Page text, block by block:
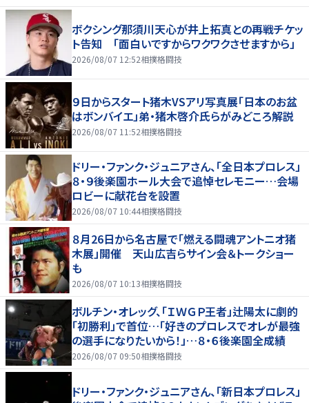
ボクシング那須川天心が井上拓真との再戦チケッ
ト告知 「面白いですからワクワクさせますから」
2026/08/07 12:52相撲格闘技
９日からスタート猪木VSアリ写真展「日本のお盆
はボンバイエ」弟・猪木啓介氏らがみどころ解説
2026/08/07 11:52相撲格闘技
ドリー・ファンク・ジュニアさん、「全日本プロレス」
８・９後楽園ホール大会で追悼セレモニー…会場
ロビーに献花台を設置
2026/08/07 10:44相撲格闘技
８月26日から名古屋で「燃える闘魂アントニオ猪
木展」開催 天山広吉らサイン会＆トークショー
も
2026/08/07 10:13相撲格闘技
ボルチン・オレッグ、「ＩＷＧＰ王者」辻陽太に劇的
「初勝利」で首位…「好きのプロレスでオレが最強
の選手になりたいから！」…８・６後楽園全成績
2026/08/07 09:50相撲格闘技
ドリー・ファンク・ジュニアさん、「新日本プロレス」